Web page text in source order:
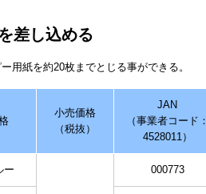
差し込める
用紙を約20枚までとじる事ができる。
小売価格
（税抜）
JAN
（事業者コード：
4528011）
ー 000773